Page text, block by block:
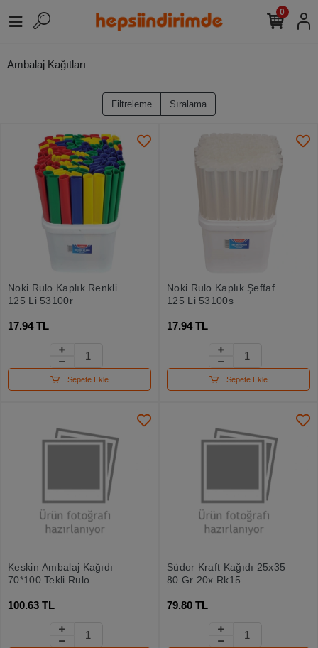
0
Ambalaj Kağıtları
Filtreleme Sıralama
Noki Rulo Kaplık Renkli
125 Li 53100r
17.94 TL
Sepete Ekle
Noki Rulo Kaplık Şeffaf
125 Li 53100s
17.94 TL
Sepete Ekle
Keskin Ambalaj Kağıdı
70*100 Tekli Rulo
100.63 TL
Südor Kraft Kağıdı 25x35
80 Gr 20x Rk15
79.80 TL